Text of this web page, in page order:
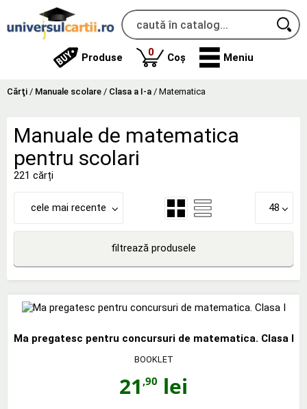
Produse 0produse
Coș Meniu
Cărţi / Manuale scolare / Clasa a I-a / Matematica
Manuale de matematica
pentru scolari
221 cărți
cele mai recente 48
filtrează produsele
Ma pregatesc pentru concursuri de matematica. Clasa I
BOOKLET
21 ,90 lei